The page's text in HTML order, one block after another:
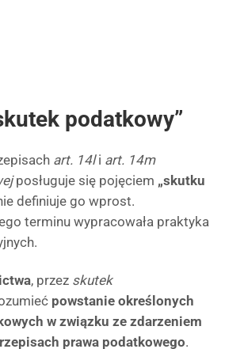
podatkowy”
art. 14li art. 14m
posługuje się pojęciem „skutku
definiuje go wprost.
terminu wypracowała praktyka
, przez skutek
powstanie określonych
w związku ze zdarzeniem
prawa podatkowego.